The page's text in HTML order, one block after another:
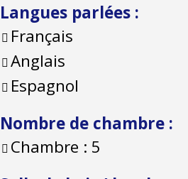
Langues parlées :
Français
Anglais
Espagnol
Nombre de chambre :
Chambre : 5